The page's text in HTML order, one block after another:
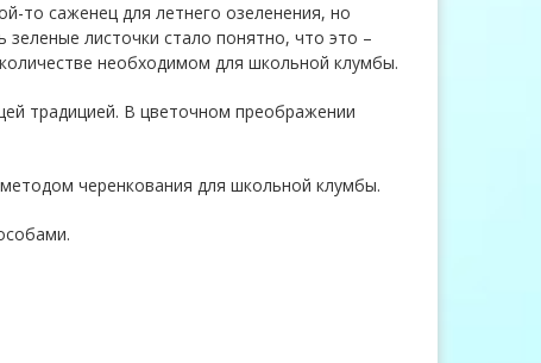
то саженец для летнего озеленения, но
листочки стало понятно, что это –
необходимом для школьной клумбы.
традицией. В цветочном преображении
черенкования для школьной клумбы.